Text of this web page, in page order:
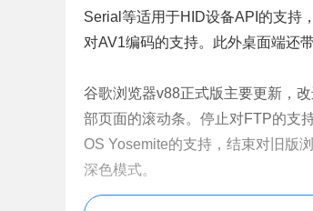
Serial等适用于HID设备API的支持
对AV1编码的支持。此外桌面端还
谷歌浏览器v88正式版主要更新，
部页面的滚动条。停止对FTP的支
OS Yosemite的支持，结束对旧版
深色模式。